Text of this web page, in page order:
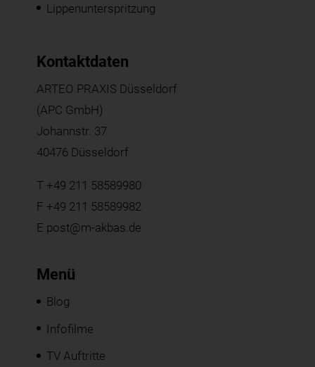
Lippenunterspritzung
Kontaktdaten
ARTEO PRAXIS Düsseldorf
(APC GmbH)
Johannstr. 37
40476 Düsseldorf
T +49 211 58589980
F +49 211 58589982
E post@m-akbas.de
Menü
Blog
Infofilme
TV Auftritte